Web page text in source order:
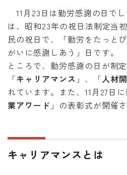
11月23日は勤労感謝の日で
は、昭和23年の祝日法制定当
民の祝日で、「勤労をたっと
がいに感謝しあう」日です。
ところで、勤労感謝の日が制
「キャリアマンス 」、「人材
れています。また、11月27日
業アワード 」の表彰式が開催さ
キャリアマンスとは